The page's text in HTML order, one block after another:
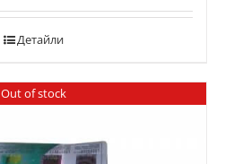
Детайли
Out of stock